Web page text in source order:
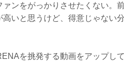
ァンをがっかりさせたくない。
高いと思うけど、得意じゃない
を挑発する動画をアップし